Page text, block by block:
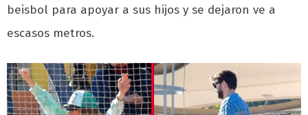
beisbol para apoyar a sus hijos y se dejaron ve a
escasos metros.